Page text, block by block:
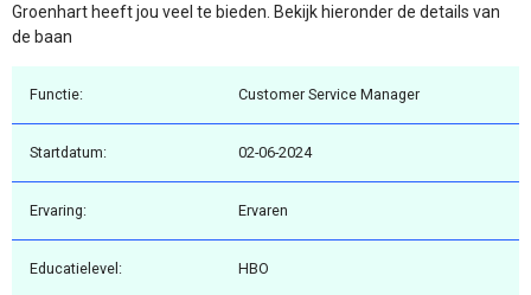
Groenhart heeft jou veel te bieden. Bekijk hieronder de details van
de baan
Functie: Customer Service Manager
Startdatum: 02-06-2024
Ervaring: Ervaren
Educatielevel: HBO